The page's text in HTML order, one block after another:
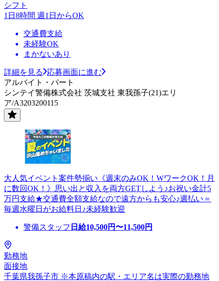
シフト
1日8時間 週1日からOK
交通費支給
未経験OK
まかないあり
詳細を見る
応募画面に進む
アルバイト・パート
シンテイ警備株式会社 茨城支社 東我孫子(21)エリ
ア/A3203200115
大人気イベント案件勢揃い《週末のみOK！WワークOK！月
に数回OK！》思い出と収入を両方GETしよう♪お祝い金計5
万円支給★交通費全額支給なので遠方からも安心♪週払い＝
毎週水曜日がお給料日♪未経験歓迎
警備スタッフ 日給10,500円〜11,500円
勤務地
面接地
千葉県我孫子市 ※本原稿内の駅・エリア名は実際の勤務地